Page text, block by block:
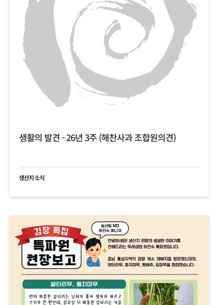
생활의 발견 - 26년 3주 (해찬사과 조합원의견)
생산지 소식